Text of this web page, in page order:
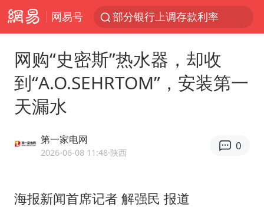
网易号
部分银行上调存款利率
朱一龙的鼻子怎么了
上海地铁4条线路全线停运
网购“史密斯”热水器，却收
到“A.O.SEHRTOM”，安装第一
天漏水
第一家电网
2026-06-08 11:48·陕西
0
海报新闻首席记者 解强民 报道